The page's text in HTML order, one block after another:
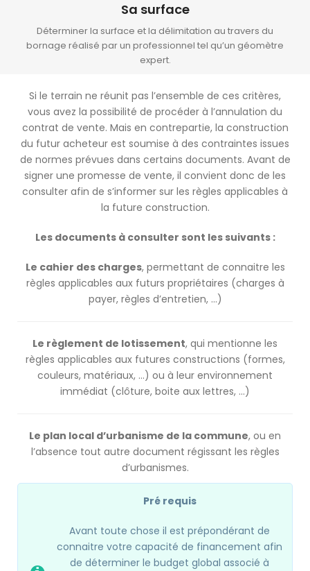
Sa surface
Déterminer la surface et la délimitation au travers du
bornage réalisé par un professionnel tel qu’un géomètre
expert.
Si le terrain ne réunit pas l’ensemble de ces critères,
vous avez la possibilité de procéder à l’annulation du
contrat de vente. Mais en contrepartie, la construction
du futur acheteur est soumise à des contraintes issues
de normes prévues dans certains documents. Avant de
signer une promesse de vente, il convient donc de les
consulter afin de s’informer sur les règles applicables à
la future construction.
Les documents à consulter sont les suivants :
Le cahier des charges, permettant de connaitre les
règles applicables aux futurs propriétaires (charges à
payer, règles d’entretien, …)
Le règlement de lotissement, qui mentionne les
règles applicables aux futures constructions (formes,
couleurs, matériaux, …) ou à leur environnement
immédiat (clôture, boite aux lettres, …)
Le plan local d’urbanisme de la commune, ou en
l’absence tout autre document régissant les règles
d’urbanismes.
Pré requis
Avant toute chose il est prépondérant de
connaitre votre capacité de financement afin
de déterminer le budget global associé à